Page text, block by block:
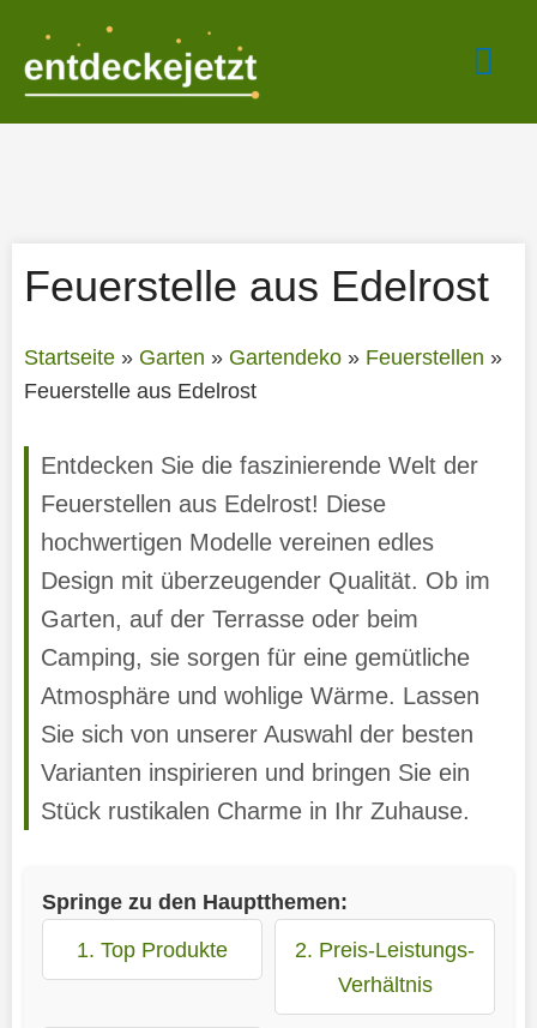
springen
Feuerstelle aus Edelrost
Startseite» Garten » Gartendeko» Feuerstellen »
Feuerstelle aus Edelrost
Entdecken Sie die faszinierende Welt der
Feuerstellen aus Edelrost! Diese
hochwertigen Modelle vereinen edles
Design mit überzeugender Qualität. Ob im
Garten, auf der Terrasse oder beim
Camping, sie sorgen für eine gemütliche
Atmosphäre und wohlige Wärme. Lassen
Sie sich von unserer Auswahl der besten
Varianten inspirieren und bringen Sie ein
Stück rustikalen Charme in Ihr Zuhause.
Springe zu den Hauptthemen:
1. Top Produkte
2. Preis-Leistungs-
Verhältnis